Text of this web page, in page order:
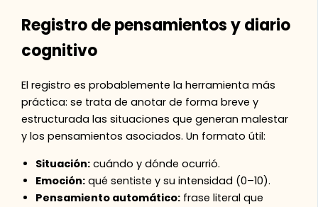
Registro de pensamientos y diario
cognitivo
El registro es probablemente la herramienta más
práctica: se trata de anotar de forma breve y
estructurada las situaciones que generan malestar
y los pensamientos asociados. Un formato útil:
Situación: cuándo y dónde ocurrió.
Emoción: qué sentiste y su intensidad (0–10).
Pensamiento automático: frase literal que